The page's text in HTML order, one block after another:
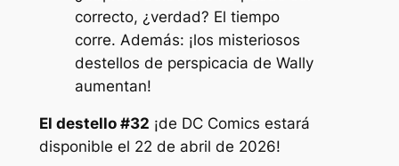
correcto, ¿verdad? El tiempo
corre. Además: ¡los misteriosos
destellos de perspicacia de Wally
aumentan!
El destello #32 ¡de DC Comics estará
disponible el 22 de abril de 2026!